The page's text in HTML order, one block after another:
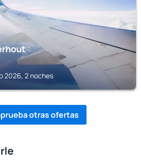
2026, 2 noches
otras ofertas